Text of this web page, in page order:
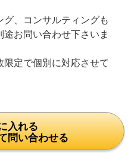
グ、コンサルティングも
お問い合わせ下さいま
定で個別に対応させて
入れる
問い合わせる